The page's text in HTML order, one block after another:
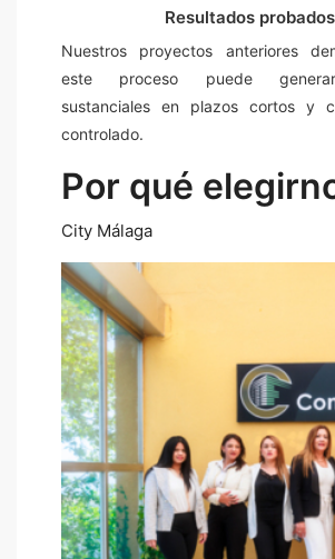
Resultados probados
Nuestros proyectos anteriores
este proceso puede
sustanciales en plazos cortos y
controlado.
Por qué
City Málaga